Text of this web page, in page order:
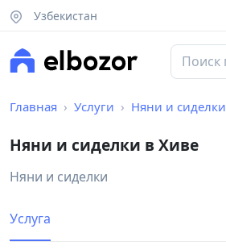
Узбекистан
Главная Услуги Няни и сиделки
Няни и сиделки в Хиве
Няни и сиделки
Услуга